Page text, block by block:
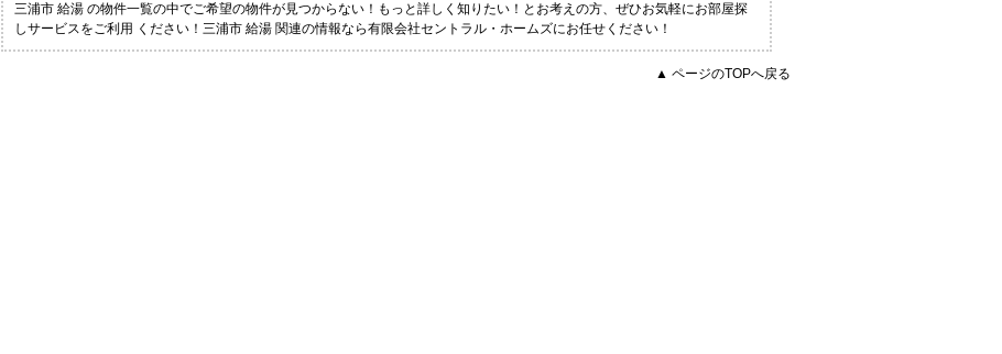
三浦市 給湯 の物件一覧の中でご希望の物件が見つからない！もっと詳しく知りたい！とお考えの方、ぜひお気軽にお部屋探
しサービスをご利用 ください！三浦市 給湯 関連の情報なら有限会社セントラル・ホームズにお任せください！
▲ ページのTOPへ戻る